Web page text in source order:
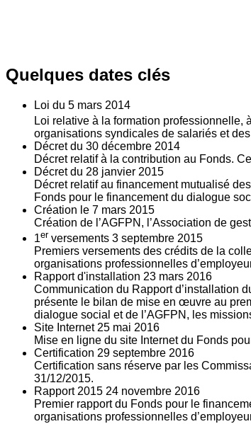
Quelques dates clés
Loi du 5 mars 2014
Loi relative à la formation professionnelle,
organisations syndicales de salariés et
Décret du 30 décembre 2014
Décret relatif à la contribution au Fonds.
Décret du 28 janvier 2015
Décret relatif au financement mutualisé
Fonds pour le financement du dialogue
Création le 7 mars 2015
Création de l’AGFPN, l’Association de
1er versements 3 septembre 2015
Premiers versements des crédits de la
organisations professionnelles
Rapport d'installation 23 mars 2016
Communication du Rapport d’installation
présente le bilan de mise en œuvre au
dialogue social et de l’AGFPN, les
Site Internet 25 mai 2016
Mise en ligne du site Internet du Fonds
Certification 29 septembre 2016
Certification sans réserve par les
31/12/2015.
Rapport 2015 24 novembre 2016
Premier rapport du Fonds pour le
organisations professionnelles